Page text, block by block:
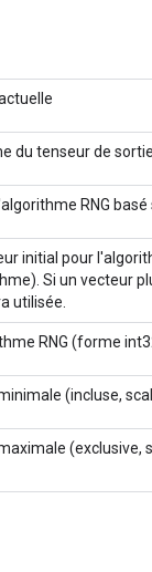
du tenseur de sortie.
RNG
initial pour
Si un vecteur
utilisée.
RNG (forme
(incluse,
(exclusive,